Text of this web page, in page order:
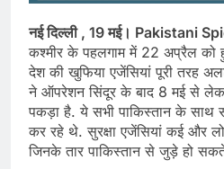
नई दिल्ली , 19 मई। Pakistani
कश्मीर के पहलगाम में 22 अप्रैल
देश की खुफिया एजेंसियां पूरी तरह
ने ऑपरेशन सिंदूर के बाद 8 मई से
पकड़ा है. ये सभी पाकिस्तान के साथ
कर रहे थे. सुरक्षा एजेंसियां कई और
जिनके तार पाकिस्तान से जुड़े हो